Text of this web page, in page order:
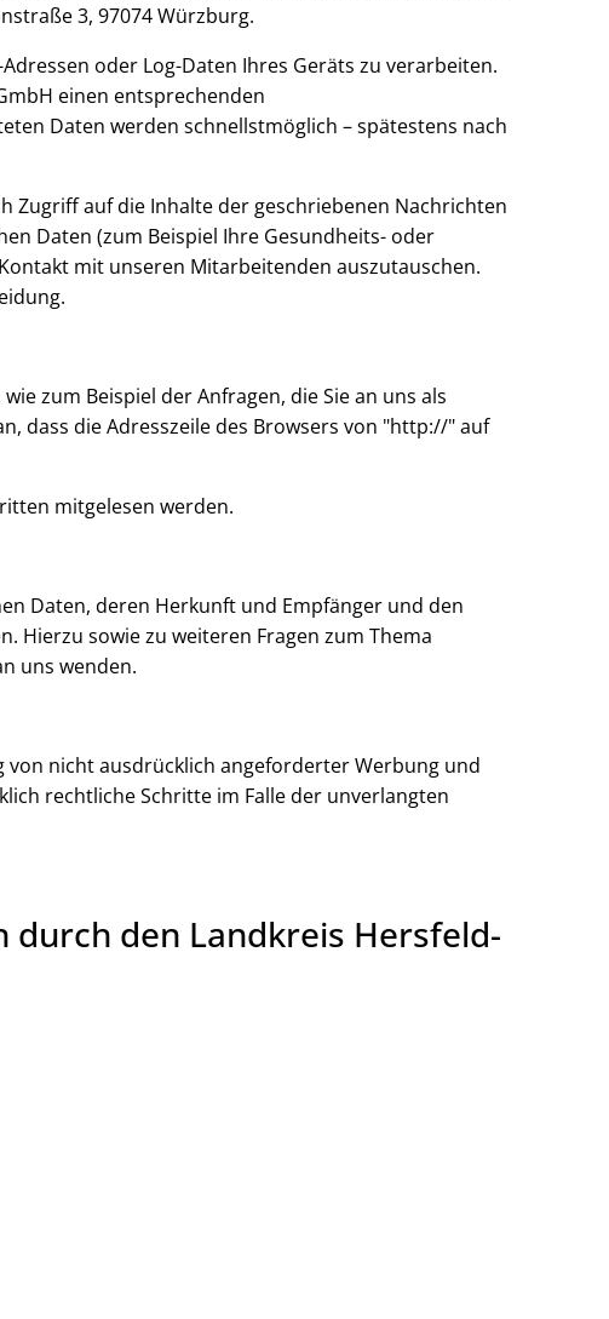
3, 97074 Würzburg.
oder Log-Daten Ihres Geräts zu verarbeiten.
einen entsprechenden
Daten werden schnellstmöglich – spätestens nach
Zugriff auf die Inhalte der geschriebenen Nachrichten
Daten (zum Beispiel Ihre Gesundheits- oder
mit unseren Mitarbeitenden auszutauschen.
zum Beispiel der Anfragen, die Sie an uns als
dass die Adresszeile des Browsers von "http://" auf
mitgelesen werden.
Daten, deren Herkunft und Empfänger und den
Hierzu sowie zu weiteren Fragen zum Thema
uns wenden.
nicht ausdrücklich angeforderter Werbung und
rechtliche Schritte im Falle der unverlangten
durch den Landkreis Hersfeld-